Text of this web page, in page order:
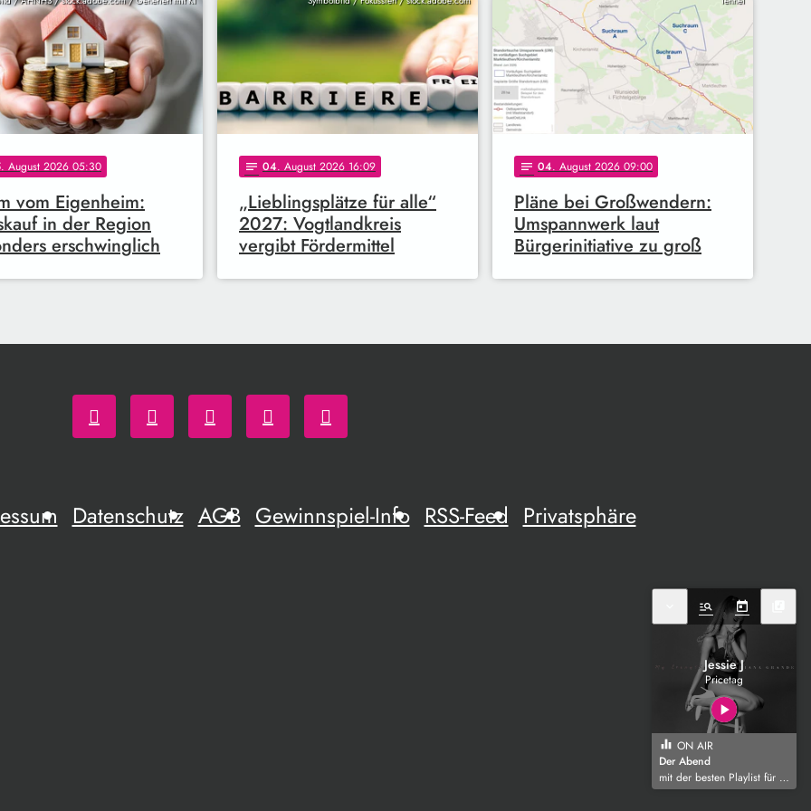
. August 2026 05:30
vom Eigenheim:
in der Region
erschwinglich
notes 04. August 2026 16:09
„Lieblingsplätze für alle“
2027: Vogtlandkreis
vergibt Fördermittel
notes 04. August 2026 09:00
Pläne bei Großwendern:
Umspannwerk laut
Bürgerinitiative zu groß
Datenschutz AGB Gewinnspiel-Info RSS-Feed Privatsphäre
manage_search today
Jessie J
Pricetag
play_arrow
equalizer ON AIR
Der Abend
mit der besten Playlist für die Region